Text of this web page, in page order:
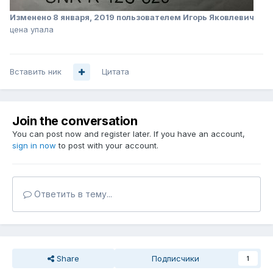
Изменено 8 января, 2019 пользователем Игорь Яковлевич
цена упала
Вставить ник Цитата
Join the conversation
You can post now and register later. If you have an account,
sign in now to post with your account.
Ответить в тему...
Share Подписчики 1